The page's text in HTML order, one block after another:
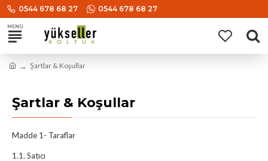
0544 678 68 27 0544 678 68 27
Şartlar & Koşullar
Şartlar & Koşullar
Madde 1- Taraflar
1.1. Satıcı